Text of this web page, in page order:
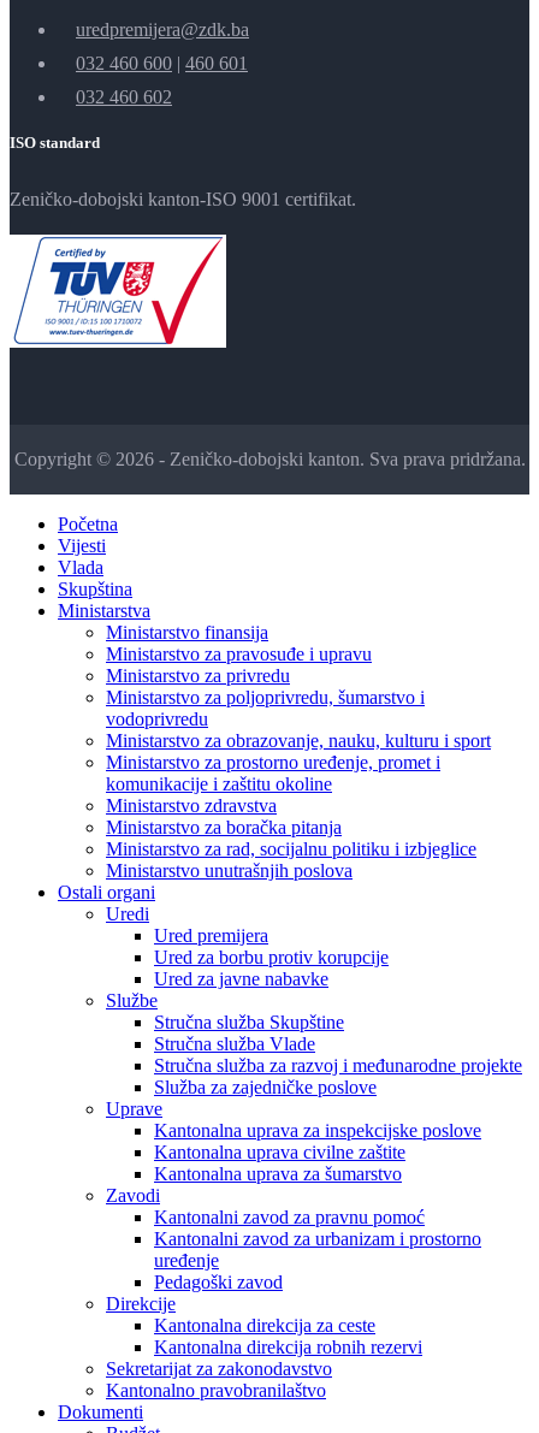
uredpremijera@zdk.ba
032 460 600 | 460 601
032 460 602
ISO standard
Zeničko-dobojski kanton-ISO 9001 certifikat.
Copyright © 2026 - Zeničko-dobojski kanton. Sva prava pridržana.
Početna
Vijesti
Vlada
Skupština
Ministarstva
Ministarstvo finansija
Ministarstvo za pravosuđe i upravu
Ministarstvo za privredu
Ministarstvo za poljoprivredu, šumarstvo i
vodoprivredu
Ministarstvo za obrazovanje, nauku, kulturu i sport
Ministarstvo za prostorno uređenje, promet i
komunikacije i zaštitu okoline
Ministarstvo zdravstva
Ministarstvo za boračka pitanja
Ministarstvo za rad, socijalnu politiku i izbjeglice
Ministarstvo unutrašnjih poslova
Ostali organi
Uredi
Ured premijera
Ured za borbu protiv korupcije
Ured za javne nabavke
Službe
Stručna služba Skupštine
Stručna služba Vlade
Stručna služba za razvoj i međunarodne projekte
Služba za zajedničke poslove
Uprave
Kantonalna uprava za inspekcijske poslove
Kantonalna uprava civilne zaštite
Kantonalna uprava za šumarstvo
Zavodi
Kantonalni zavod za pravnu pomoć
Kantonalni zavod za urbanizam i prostorno
uređenje
Pedagoški zavod
Direkcije
Kantonalna direkcija za ceste
Kantonalna direkcija robnih rezervi
Sekretarijat za zakonodavstvo
Kantonalno pravobranilaštvo
Dokumenti